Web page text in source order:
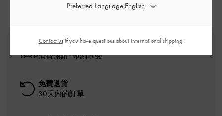
免費標準運送
消費滿額*即刻享受
免費退貨
30天內的訂單
Preferred Language:
Contact usif you have questions about international shipping.